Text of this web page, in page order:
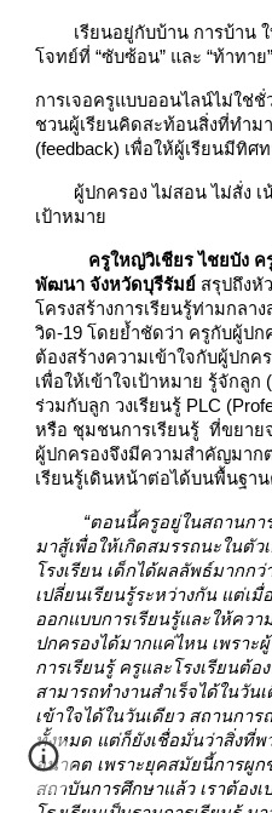
เรียนอยู่กับบ้าน การบ้าน
โจทย์ที่ “ซับซ้อน” และ “ท้าทาย”
การเจอครูแบบออนไลน์ไม่ใช่
ชวนผู้เรียนคิดสะท้อนสิ่งที่ทำม
(feedback) เพื่อให้ผู้เรียนมีทิศท
ผู้ปกครอง ไม่สอน ไม่สั่ง
เป้าหมาย
ครูใหญ่วิเชียร ไชยบัง ครู
พัฒนา จังหวัดบุรีรัมย์ สรุปถึงหั
โครงสร้างการเรียนรู้ท่ามกล
วิด-19 โดยย้ำชัดว่า ครูกับผู้ป
ต้องสร้างความเข้าใจกับผู้ปกค
เพื่อให้เข้าใจเป้าหมาย รู้จักลูก
ร่วมกับลูก วงเรียนรู้ PLC
หรือ ชุมชนการเรียนรู้ ที่ขยาย
ผู้ปกครองจึงมีความสำคัญมาก
เรียนรู้เดินหน้าต่อได้บนพื้นฐา
“ตอนนี้ครูอยู่ในสถานการ
มาสู้เพื่อให้เกิดสมรรถนะในตัว
โรงเรียน เด็กได้ผลลัพธ์มากก
เปลี่ยนเรียนรู้ระหว่างกัน แต่เ
ออกแบบการเรียนรู้และให้ควา
ปกครองได้มากแค่ไหน เพราะ
การเรียนรู้ ครูและโรงเรียนต้อ
สามารถทำงานสำเร็จได้ในวั
เข้าใจได้ในวันเดียว สถานกา
ทั้งหมด แต่ก็ยังเชื่อมั่นว่าสิ่งที่
อนาคต เพราะยุคสมัยนี้การผูก
สถาบันการศึกษาแล้ว เราต้อง